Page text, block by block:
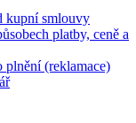
kupní smlouvy
platby, ceně a
plnění (reklamace)